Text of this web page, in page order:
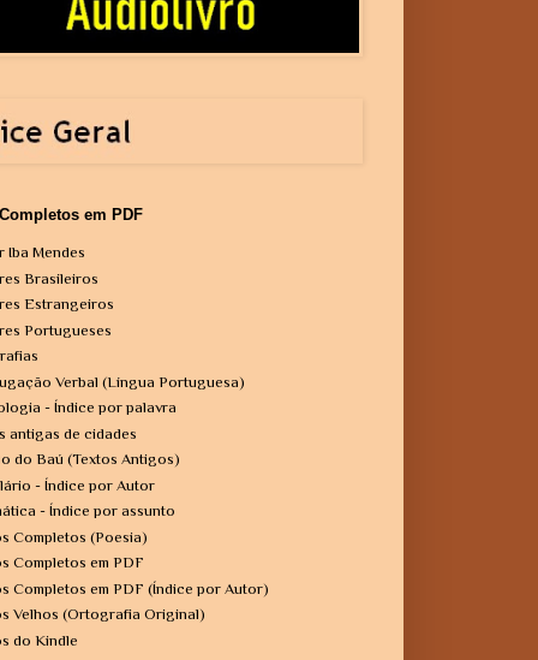
em PDF
Iba Mendes
Brasileiros
Estrangeiros
Portugueses
Verbal (Língua Portuguesa)
- Índice por palavra
antigas de cidades
do Baú (Textos Antigos)
- Índice por Autor
- Índice por assunto
Completos (Poesia)
Completos em PDF
Completos em PDF (Índice por Autor)
Velhos (Ortografia Original)
do Kindle